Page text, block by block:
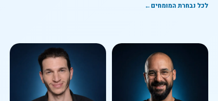
לכל נבחרת המומחים←